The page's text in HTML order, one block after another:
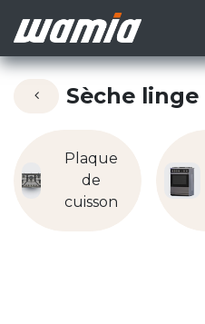
Sèche linge
Plaque
de
cuisson